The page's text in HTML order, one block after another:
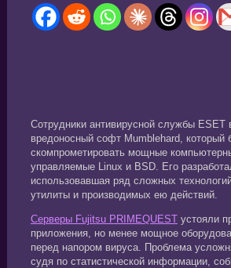
Сотрудники антивирусной службы ESET
вредоносный софт Mumblehard, который
скомпрометировать мощные
управляемые Linux и BSD. Его
использовавшая ряд сложных
утилиты и производимых ею действий.
Серверы Fujitsu PRIMEQUESTустояли
приложения, но менее мощное
перед напором вируса. Проблема
судя по статистической информации,